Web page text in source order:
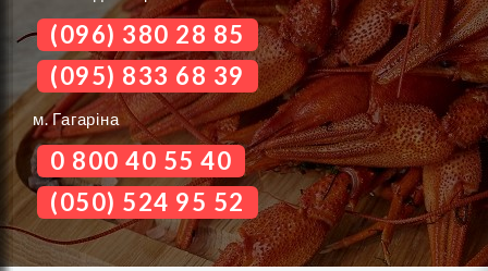
(096) 380 28 85‬
(095) 833 68 39
м. Гагаріна
0 800 40 55 40
(050) 524 95 52